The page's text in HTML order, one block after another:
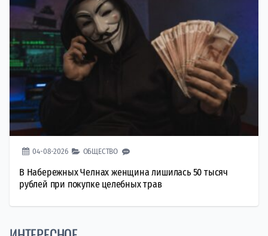
04-08-2026 ОБЩЕСТВО
В Набережных Челнах женщина лишилась 50 тысяч
рублей при покупке целебных трав